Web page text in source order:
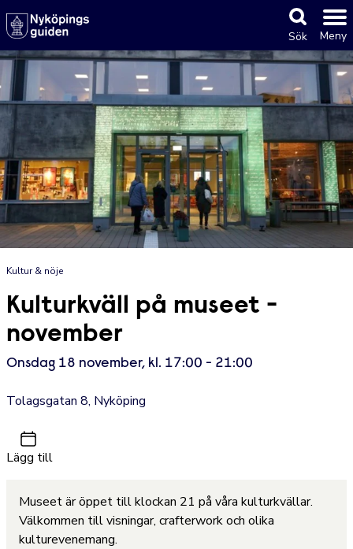
Sök Meny
Kultur & nöje
Kulturkväll på museet -
november
Onsdag 18 november, kl. 17:00 - 21:00
Tolagsgatan 8, Nyköping
Lägg till
Museet är öppet till klockan 21 på våra kulturkvällar.
Välkommen till visningar, crafterwork och olika
kulturevenemang.